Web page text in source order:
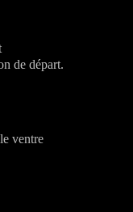
de départ.
ventre